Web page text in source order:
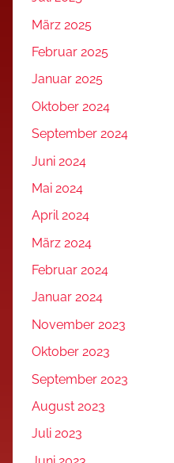
März 2025
Februar 2025
Januar 2025
Oktober 2024
September 2024
Juni 2024
Mai 2024
April 2024
März 2024
Februar 2024
Januar 2024
November 2023
Oktober 2023
September 2023
August 2023
Juli 2023